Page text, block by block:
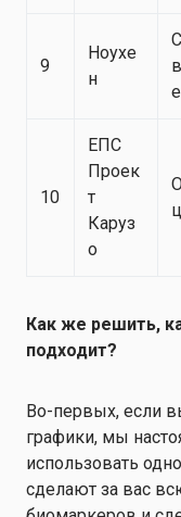
9
Ноухе
н
е
10
ЕПС
Проек
т
Каруз
о
Как же решить,
подходит?
Во-первых, если
графики, мы
использовать
сделают за вас